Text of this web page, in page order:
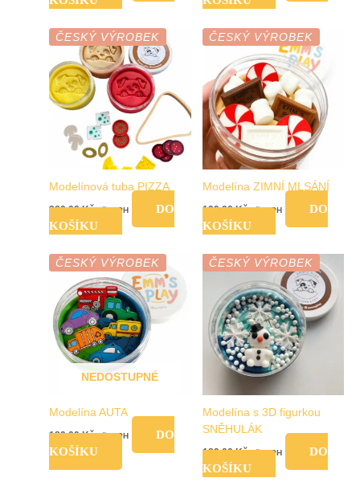
ČESKÝ VÝROBEK
Modelínová tuba PIZZA
289,00Kč vč. DPH
DO
KOŠÍKU
ČESKÝ VÝROBEK
Modelína ZIMNÍ MLSÁNÍ
199,00Kč vč. DPH
DO
KOŠÍKU
ČESKÝ VÝROBEK
NEDOSTUPNÉ
Modelína AUTA
189,00Kč vč. DPH
DO
KOŠÍKU
ČESKÝ VÝROBEK
Modelína s 3D figurkou
SNĚHULÁK
189,00Kč vč. DPH
DO
KOŠÍKU